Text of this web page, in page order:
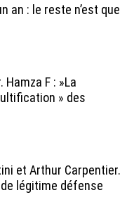
an : le reste n’est que
F : »La
» des
et Arthur Carpentier.
légitime défense